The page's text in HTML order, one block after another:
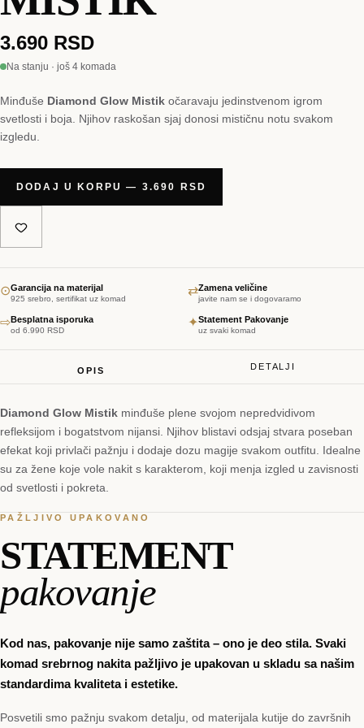
3.690 RSD
Na stanju · još 4 komada
Minđuše Diamond Glow Mistik očaravaju jedinstvenom igrom
svetlosti i boja. Njihov raskošan sjaj donosi mističnu notu svakom
izgledu.
DODAJ U KORPU — 3.690 RSD
⊙Garancija na materijal
925 srebro, sertifikat uz komad
⇄Zamena veličine
javite nam se i dogovaramo
⇨Besplatna isporuka
od 6.990 RSD
✦Statement Pakovanje
uz svaki komad
OPIS DETALJI
Diamond Glow Mistik minđuše plene svojom nepredvidivom
refleksijom i bogatstvom nijansi. Njihov blistavi odsjaj stvara poseban
efekat koji privlači pažnju i dodaje dozu magije svakom outfitu. Idealne
su za žene koje vole nakit s karakterom, koji menja izgled u zavisnosti
od svetlosti i pokreta.
PAŽLJIVO UPAKOVANO
STATEMENT
pakovanje
Kod nas, pakovanje nije samo zaštita – ono je deo stila. Svaki
komad srebrnog nakita pažljivo je upakovan u skladu sa našim
standardima kvaliteta i estetike.
Posvetili smo pažnju svakom detalju, od materijala kutije do završnih